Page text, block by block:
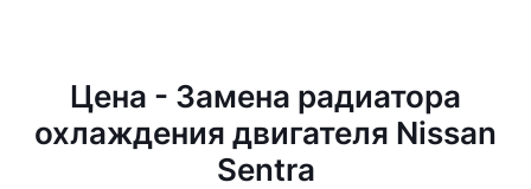
Цена - Замена радиатора
охлаждения двигателя Nissan
Sentra